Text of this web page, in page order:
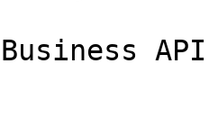
API